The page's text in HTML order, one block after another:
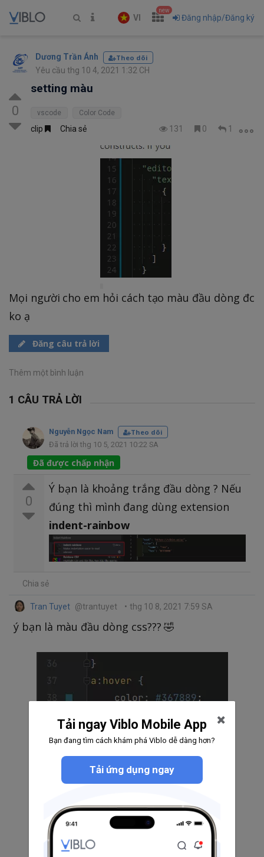
VI
new
Đăng nhập/Đăng ký
Dương Trần Ánh Theo dõi
Yêu cầu thg 10 4, 2021 1:32 CH
0
setting màu
vscode Color Code
clip Chia sẻ 131 0 1
Mọi người cho em hỏi cách tạo màu đầu dòng đc
ko ạ
Đăng câu trả lời
Thêm một bình luận
1 CÂU TRẢ LỜI
Nguyễn Ngọc Nam
Theo dõi
Đã trả lời thg 10 5, 2021 10:22 SA
Đã được chấp nhận
0
Ý bạn là khoảng trắng đầu dòng ? Nếu
đúng thì mình đang dùng extension
indent-rainbow
Chia sẻ
Tran Tuyet @trantuyet • thg 10 8, 2021 7:59 SA
ý bạn là màu đầu dòng css??? 🤣
Tải ngay Viblo Mobile App
Bạn đang tìm cách khám phá Viblo dễ dàng hơn?
Tải ứng dụng ngay